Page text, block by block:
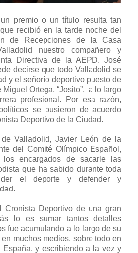
premio o un título resulta tan
recibió en la tarde noche del
de Recepciones de la Casa
nuestro compañero y
Directiva de la AEPD, José
decirse que todo Valladolid se
y el señorío deportivo puesto de
Miguel Ortega, “Josito”, a lo largo
profesional. Por esa razón,
se pusieron de acuerdo
Deportivo de la Ciudad.
Valladolid, Javier León de la
del Comité Olímpico Español,
los encargados de sacarle las
que ha sabido durante toda
el deporte y defender y
Cronista Deportivo de una gran
lo es sumar tantos detalles
fue acumulando a lo largo de su
muchos medios, sobre todo en
España, y escribiendo a la vez y